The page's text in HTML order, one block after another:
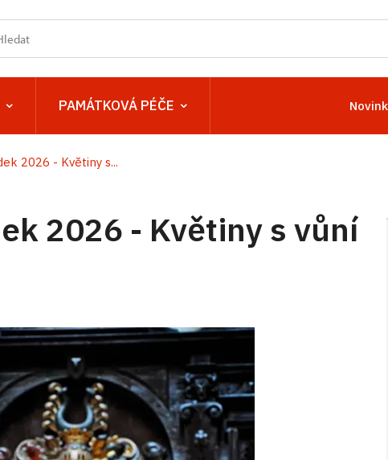
PAMÁTKOVÁ PÉČE
2026 - Květiny s...
2026 - Květiny s vůní